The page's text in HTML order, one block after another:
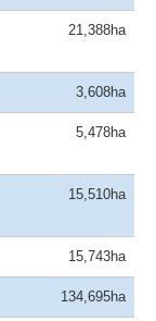
21,388ha
3,608ha
5,478ha
15,510ha
15,743ha
134,695ha